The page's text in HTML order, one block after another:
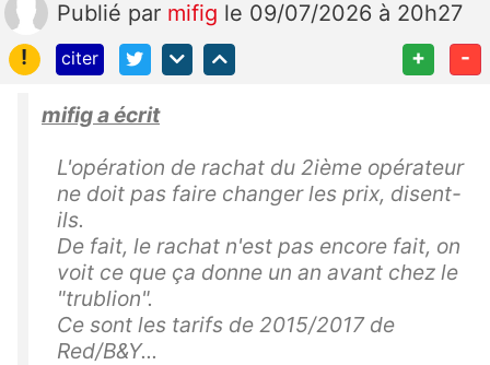
Publié par mifig le 09/07/2026 à 20h27
!
citer + -
mifig a écrit
L'opération de rachat du 2ième opérateur
ne doit pas faire changer les prix, disent-
ils.
De fait, le rachat n'est pas encore fait, on
voit ce que ça donne un an avant chez le
"trublion".
Ce sont les tarifs de 2015/2017 de
Red/B&Y...